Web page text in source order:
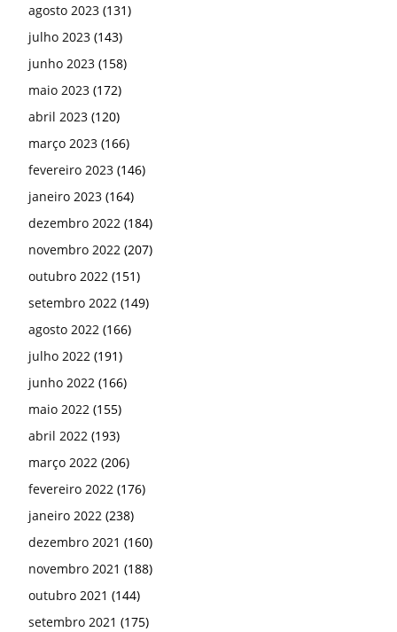
agosto 2023 (131)
julho 2023 (143)
junho 2023 (158)
maio 2023 (172)
abril 2023 (120)
março 2023 (166)
fevereiro 2023 (146)
janeiro 2023 (164)
dezembro 2022 (184)
novembro 2022 (207)
outubro 2022 (151)
setembro 2022 (149)
agosto 2022 (166)
julho 2022 (191)
junho 2022 (166)
maio 2022 (155)
abril 2022 (193)
março 2022 (206)
fevereiro 2022 (176)
janeiro 2022 (238)
dezembro 2021 (160)
novembro 2021 (188)
outubro 2021 (144)
setembro 2021 (175)